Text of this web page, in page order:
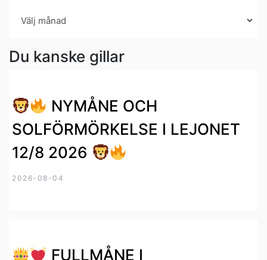
Du kanske gillar
NYMÅNE OCH
SOLFÖRMÖRKELSE I LEJONET
12/8 2026
2026-08-04
FULLMÅNE I